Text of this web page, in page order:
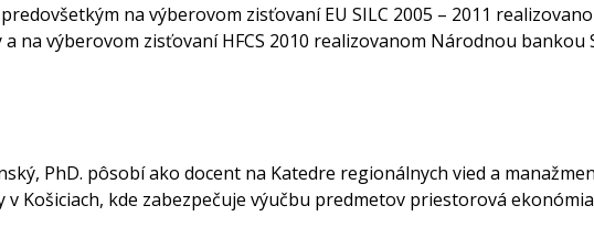
na výberovom zisťovaní EU SILC 2005 – 2011
na výberovom zisťovaní HFCS 2010 realizovanom Národnou bankou
PhD. pôsobí ako docent na Katedre regionálnych vied a
v Košiciach, kde zabezpečuje výučbu predmetov priestorová